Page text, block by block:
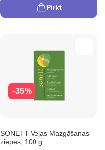
Pirkt
-35%
SONETT Veļas Mazgāšanas
ziepes, 100 g